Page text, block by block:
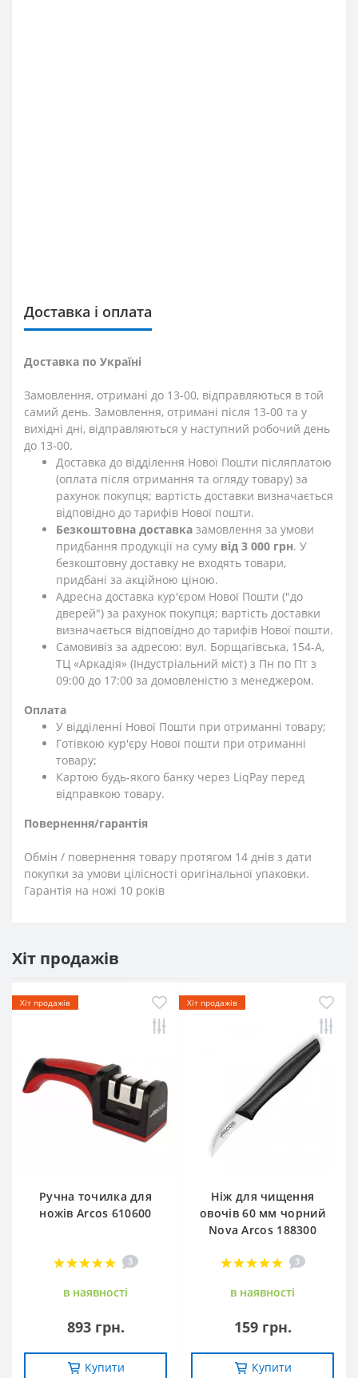
Доставка і оплата
Доставка по Україні
Замовлення, отримані до 13-00, відправляються в той
самий день. Замовлення, отримані після 13-00 та у
вихідні дні, відправляються у наступний робочий день
до 13-00.
Доставка до відділення Нової Пошти післяплатою
(оплата після отримання та огляду товару) за
рахунок покупця; вартість доставки визначається
відповідно до тарифів Нової пошти.
Безкоштовна доставка замовлення за умови
придбання продукції на суму від 3 000 грн. У
безкоштовну доставку не входять товари,
придбані за акційною ціною.
Адресна доставка кур'єром Нової Пошти ("до
дверей") за рахунок покупця; вартість доставки
визначається відповідно до тарифів Нової пошти.
Самовивіз за адресою: вул. Борщагівська, 154-А,
ТЦ «Аркадія» (Індустріальний міст) з Пн по Пт з
09:00 до 17:00 за домовленістю з менеджером.
Оплата
У відділенні Нової Пошти при отриманні товару;
Готівкою кур'єру Нової пошти при отриманні
товару;
Картою будь-якого банку через LiqPay перед
відправкою товару.
Повернення/гарантія
Обмін / повернення товару протягом 14 днів з дати
покупки за умови цілісності оригінальної упаковки.
Гарантія на ножі 10 років
Хіт продажів
Хіт продажів
Ручна точилка для
ножів Arcos 610600
3
в наявностi
893 грн.
Купити
Хіт продажів
Ніж для чищення
овочів 60 мм чорний
Nova Arcos 188300
3
в наявностi
159 грн.
Купити